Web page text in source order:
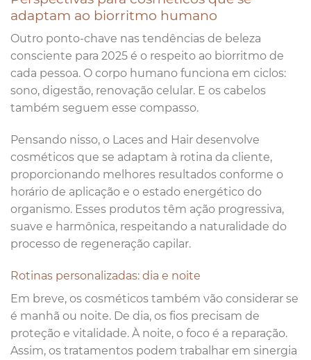
adaptam ao biorritmo humano
Outro ponto-chave nas tendências de beleza
consciente para 2025 é o respeito ao biorritmo de
cada pessoa. O corpo humano funciona em ciclos:
sono, digestão, renovação celular. E os cabelos
também seguem esse compasso.
Pensando nisso, o Laces and Hair desenvolve
cosméticos que se adaptam à rotina da cliente,
proporcionando melhores resultados conforme o
horário de aplicação e o estado energético do
organismo. Esses produtos têm ação progressiva,
suave e harmônica, respeitando a naturalidade do
processo de regeneração capilar.
Rotinas personalizadas: dia e noite
Em breve, os cosméticos também vão considerar se
é manhã ou noite. De dia, os fios precisam de
proteção e vitalidade. À noite, o foco é a reparação.
Assim, os tratamentos podem trabalhar em sinergia